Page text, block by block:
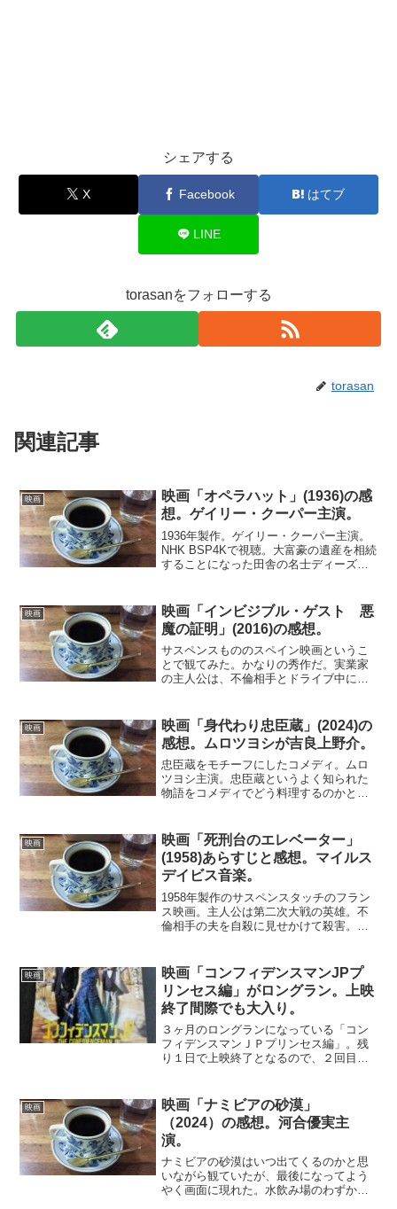
シェアする
X Facebook はてブ
LINE
torasanをフォローする
torasan
関連記事
映画
映画「オペラハット」(1936)の感
想。ゲイリー・クーパー主演。
1936年製作。ゲイリー・クーパー主演。
NHK BSP4Kで視聴。大富豪の遺産を相続
することになった田舎の名士ディーズ。
る。フリーの女性新聞記者ベネットは、
ゴシップ記事の...
映画
映画「インビジブル・ゲスト 悪
魔の証明」(2016)の感想。
サスペンスもののスペイン映画というこ
とで観てみた。かなりの秀作だ。実業家
の主人公は、不倫相手とドライブ中に事
たため偶然通りかかった男性に助けを求
める。実はこの人は被害者...
映画
映画「身代わり忠臣蔵」(2024)の
感想。ムロツヨシが吉良上野介。
忠臣蔵をモチーフにしたコメディ。ムロ
ツヨシ主演。忠臣蔵というよく知られた
物語をコメディでどう料理するのかと思
武者をつとめるという荒唐無稽なストー
リー。これがなかなかいけ...
映画
映画「死刑台のエレベーター」
(1958)あらすじと感想。マイルス
デイビス音楽。
1958年製作のサスペンスタッチのフラン
ス映画。主人公は第二次大戦の英雄。不
倫相手の夫を自殺に見せかけて殺害。そ
間に、若いカップルが主人公の車を盗
み、同じモーテルに泊ま...
映画
映画「コンフィデンスマンJPプ
リンセス編」がロングラン。上映
終了間際でも大入り。
３ヶ月のロングランになっている「コン
フィデンスマンＪＰプリンセス編」。残
り１日で上映終了となるので、２回目の
り、かなりの人の入り。コロナ対策で入
場者数は半分に制限されて...
映画
映画「ナミビアの砂漠」
（2024）の感想。河合優実主
演。
ナミビアの砂漠はいつ出てくるのかと思
いながら観ていたが、最後になってよう
やく画面に現れた。水飲み場のわずかな